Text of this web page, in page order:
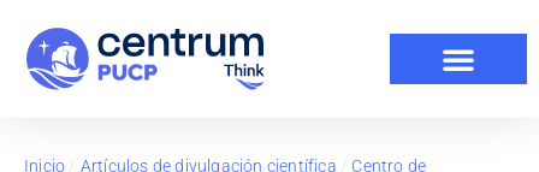
Inicio / Artículos de divulgación científica / Centro de